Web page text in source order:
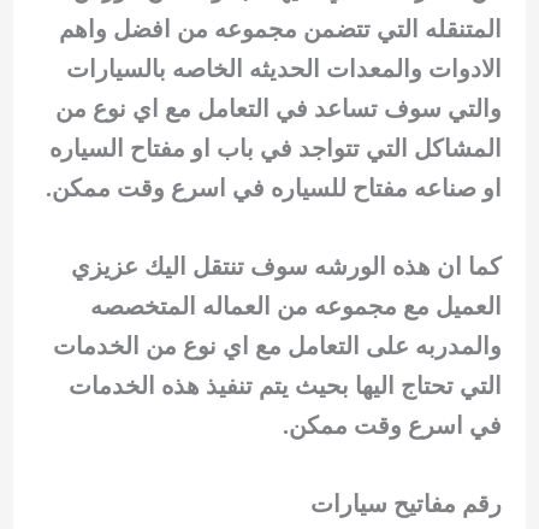
المتنقله التي تتضمن مجموعه من افضل واهم
الادوات والمعدات الحديثه الخاصه بالسيارات
والتي سوف تساعد في التعامل مع اي نوع من
المشاكل التي تتواجد في باب او مفتاح السياره
او صناعه مفتاح للسياره في اسرع وقت ممكن.
كما ان هذه الورشه سوف تنتقل اليك عزيزي
العميل مع مجموعه من العماله المتخصصه
والمدربه على التعامل مع اي نوع من الخدمات
التي تحتاج اليها بحيث يتم تنفيذ هذه الخدمات
في اسرع وقت ممكن.
رقم مفاتيح سيارات